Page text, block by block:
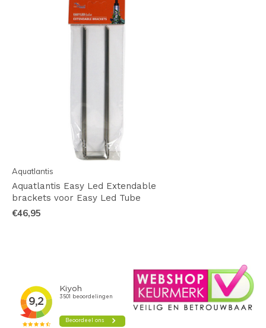
Aquatlantis
Aquatlantis Easy Led Extendable
brackets voor Easy Led Tube
€46,95